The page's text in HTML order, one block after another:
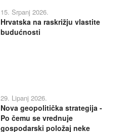
15. Srpanj 2026.
Hrvatska na raskrižju vlastite
budućnosti
29. Lipanj 2026.
Nova geopolitička strategija -
Po čemu se vrednuje
gospodarski položaj neke